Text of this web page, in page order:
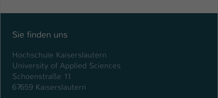
Sie finden uns
Hochschule Kaiserslautern
University of Applied Sciences
Schoenstraße 11
67659 Kaiserslautern